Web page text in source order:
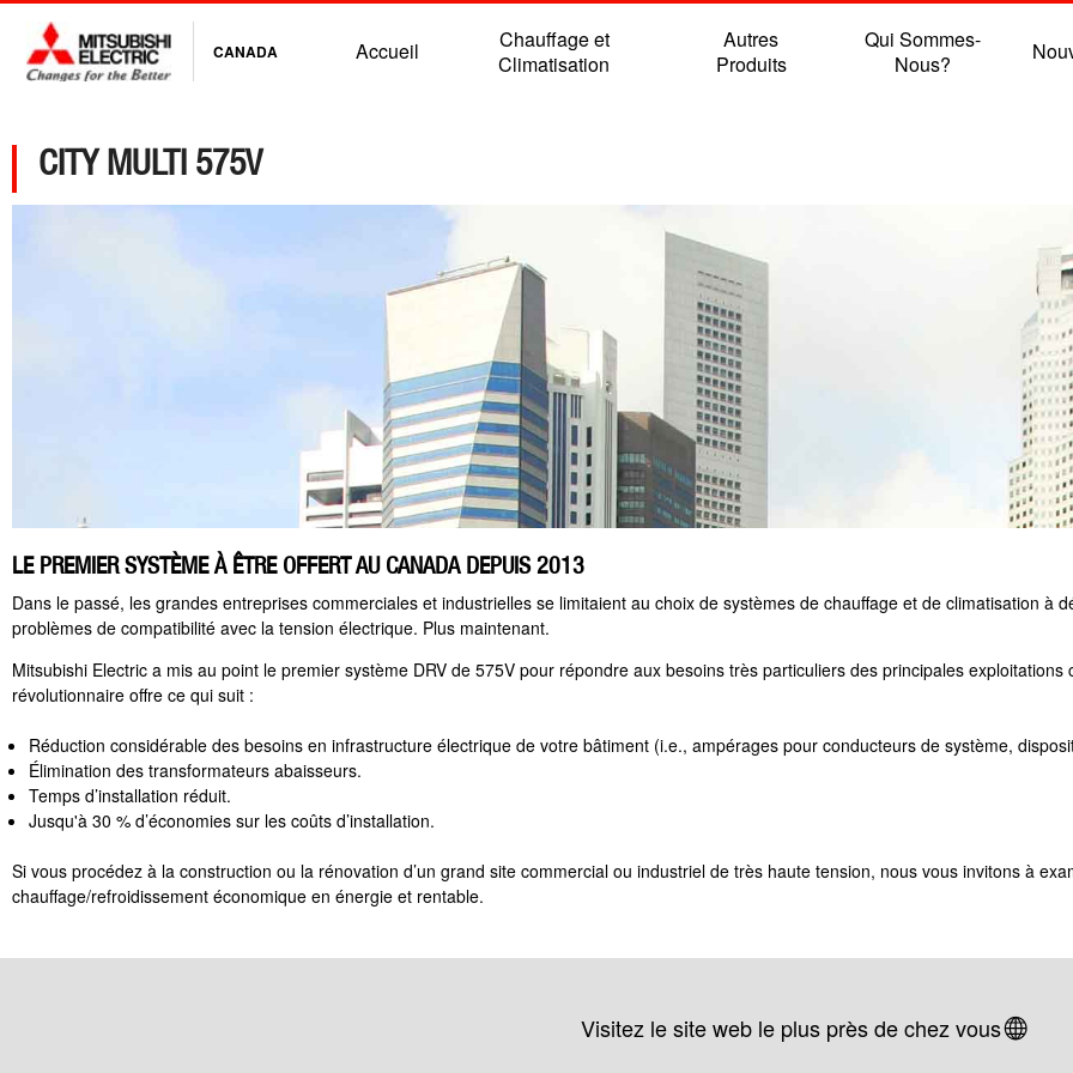
CANADA Accueil
Chauffage et
Climatisation
Autres
Produits
Qui Sommes-
Nous?
CITY MULTI 575V
LE PREMIER SYSTÈME À ÊTRE OFFERT AU CANADA DEPUIS 2013
Dans le passé, les grandes entreprises commerciales et industrielles se limitaient au choix de systèmes de chauffage et de climatisation à
problèmes de compatibilité avec la tension électrique. Plus maintenant.
Mitsubishi Electric a mis au point le premier système DRV de 575V pour répondre aux besoins très particuliers des principales
révolutionnaire offre ce qui suit :
Réduction considérable des besoins en infrastructure électrique de votre bâtiment (i.e., ampérages pour conducteurs de système,
Élimination des transformateurs abaisseurs.
Temps d’installation réduit.
Jusqu'à 30 % d’économies sur les coûts d’installation.
Si vous procédez à la construction ou la rénovation d’un grand site commercial ou industriel de très haute tension, nous vous invitons à
chauffage/refroidissement économique en énergie et rentable.
Visitez le site web le plus près de chez vous